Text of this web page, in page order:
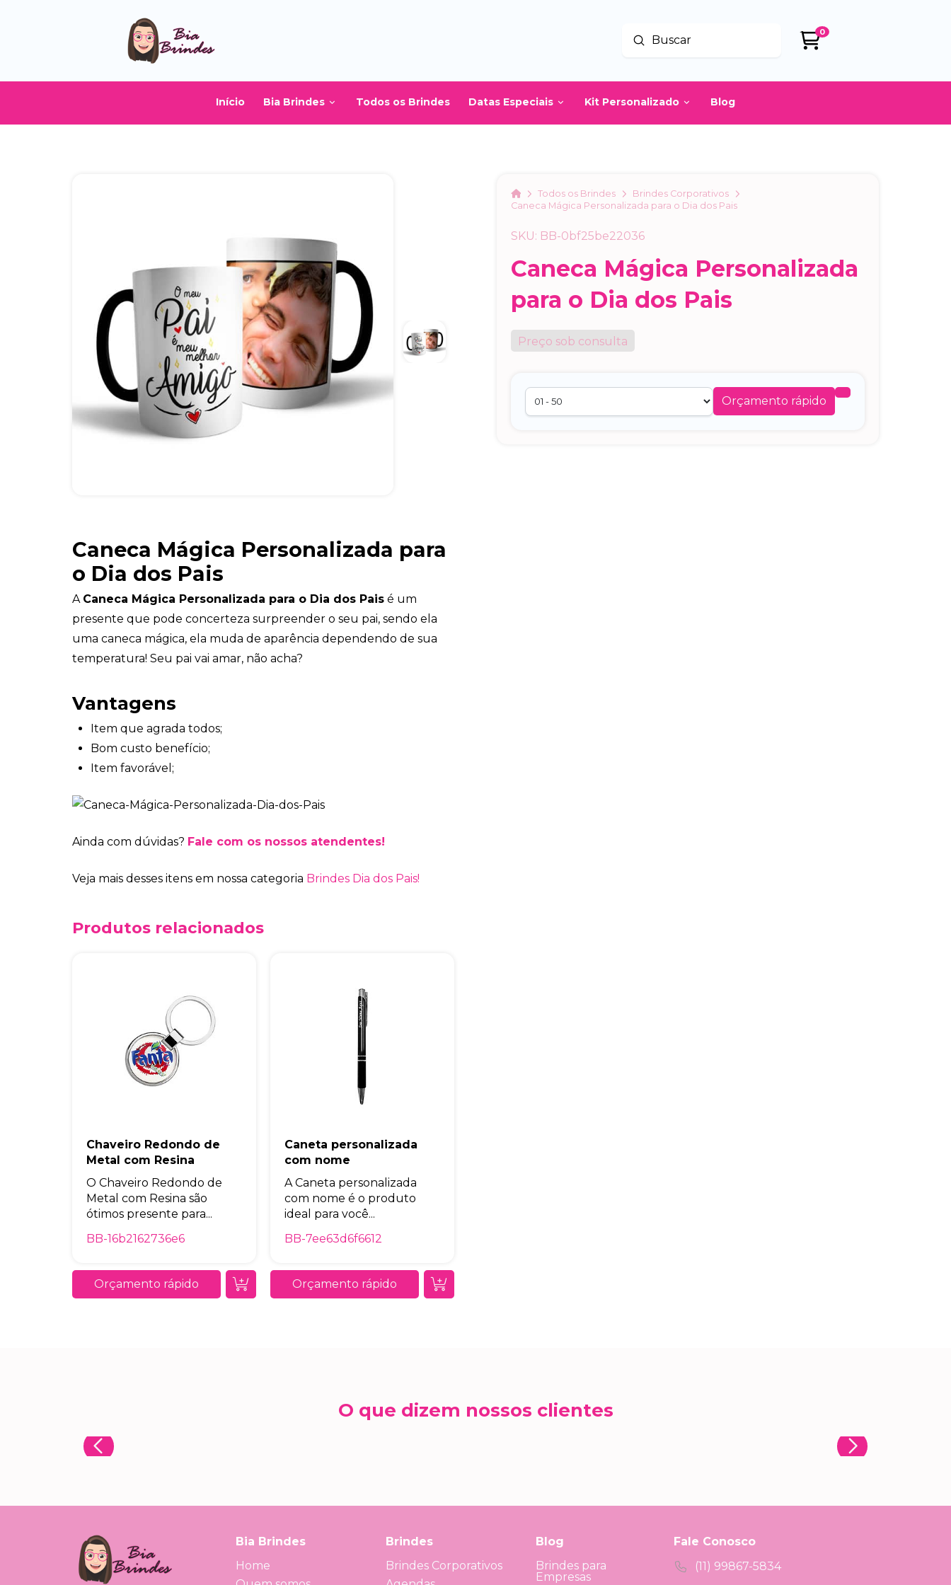
Buscar
Enviar
0
Início Bia Brindes Todos os Brindes Datas Especiais Kit Personalizado Blog
HomeTodos os Brindes
Brindes Corporativos
Caneca Mágica Personalizada para o Dia dos Pais
SKU: BB-0bf25be22036
Caneca Mágica Personalizada
para o Dia dos Pais
Preço sob consulta
Orçamento rápido
Caneca Mágica Personalizada para
o Dia dos Pais
A Caneca Mágica Personalizada para o Dia dos Pais é um
presente que pode concerteza surpreender o seu pai, sendo ela
uma caneca mágica, ela muda de aparência dependendo de sua
temperatura! Seu pai vai amar, não acha?
Vantagens
Item que agrada todos;
Bom custo benefício;
Item favorável;
Ainda com dúvidas? Fale com os nossos atendentes!
Veja mais desses itens em nossa categoria Brindes Dia dos Pais!
Produtos relacionados
Chaveiro Redondo de
Metal com Resina
O Chaveiro Redondo de
Metal com Resina são
ótimos presente para...
BB-16b2162736e6
Orçamento rápido
Caneta personalizada
com nome
A Caneta personalizada
com nome é o produto
ideal para você...
BB-7ee63d6f6612
Orçamento rápido
O que dizem nossos clientes
Bia Brindes
Home
Brindes
Brindes Corporativos
Blog
Brindes para
Empresas
Fale Conosco
(11) 99867-5834
Eu concordo em receber comunicações.
A nossa empresa está comprometida a proteger e respeitar sua
privacidade, utilizaremos seus dados apenas para fins de
momento.